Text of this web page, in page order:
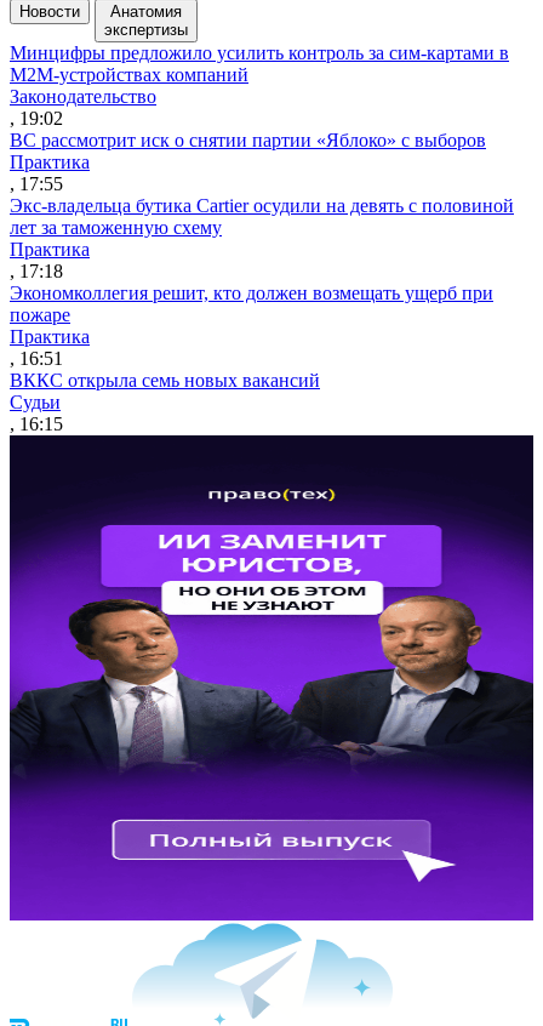
Новости
Анатомия
экспертизы
Минцифры предложило усилить контроль за сим-картами в
M2M-устройствах компаний
Законодательство
, 19:02
ВС рассмотрит иск о снятии партии «Яблоко» с выборов
Практика
, 17:55
Экс-владельца бутика Cartier осудили на девять с половиной
лет за таможенную схему
Практика
, 17:18
Экономколлегия решит, кто должен возмещать ущерб при
пожаре
Практика
, 16:51
ВККС открыла семь новых вакансий
Судьи
, 16:15